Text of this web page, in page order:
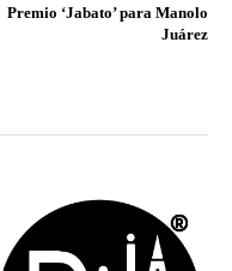
Premio ‘Jabato’ para Manolo
Juárez